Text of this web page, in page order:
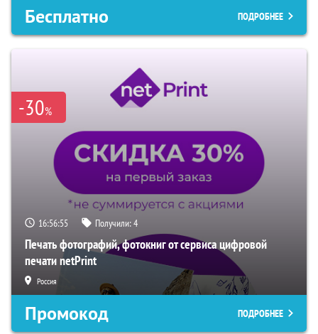
Бесплатно ПОДРОБНЕЕ
-30%
16:56:54 Получили:4
Печать фотографий, фотокниг от сервиса цифровой
печати netPrint
Россия
Промокод ПОДРОБНЕЕ